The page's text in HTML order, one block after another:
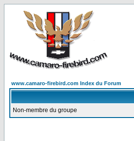
www.camaro-firebird.com Index du Forum
Non-membre du groupe